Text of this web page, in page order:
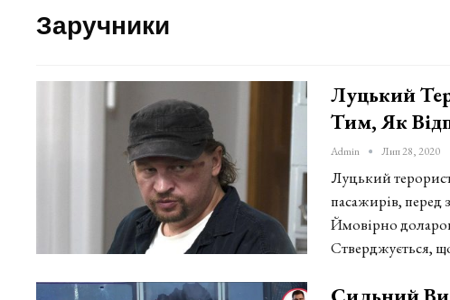
Заручники
Луцький
Тим, Як
Admin Лип 28, 2020
Луцький
пасажирів, перед
Ймовірно
Стверджується,